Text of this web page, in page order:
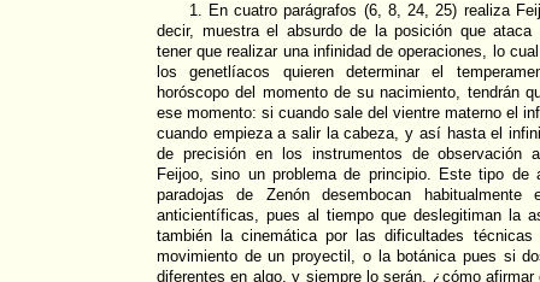
1. En cuatro parágrafos (6, 8, 24, 25) realiza
decir, muestra el absurdo de la posición que ataca
tener que realizar una infinidad de operaciones, lo
los genetlíacos quieren determinar el
horóscopo del momento de su nacimiento, tendrán
ese momento: si cuando sale del vientre materno el
cuando empieza a salir la cabeza, y así hasta el
de precisión en los instrumentos de observación
Feijoo, sino un problema de principio. Este tipo de
paradojas de Zenón desembocan
anticientíficas, pues al tiempo que deslegitiman la
también la cinemática por las dificultades
movimiento de un proyectil, o la botánica pues si
diferentes en algo, y siempre lo serán, ¿cómo